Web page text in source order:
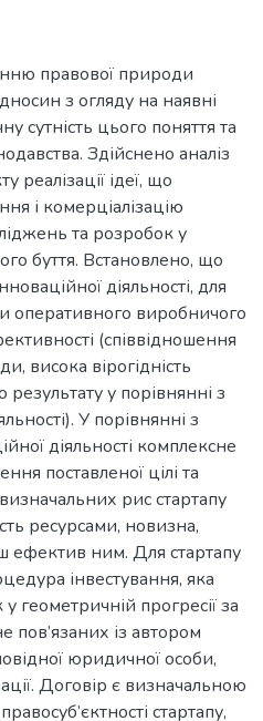
правової природи
з огляду на наявні
сутність цього поняття та
Здійснено аналіз
реалізації ідеї, що
і комерціалізацію
та розробок у
буття. Встановлено, що
діяльності, для
оперативного виробничого
(співвідношення
висока вірогідність
у порівнянні з
У порівнянні з
діяльності комплексне
поставленої цілі та
рис стартапу
ресурсами, новизна,
ефектив ним. Для стартапу
інвестування, яка
геометричній прогресії за
пов’язаних із автором
юридичної особи,
Договір є визначальною
стартапу,